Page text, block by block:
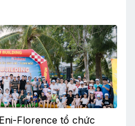
Florence tổ chức